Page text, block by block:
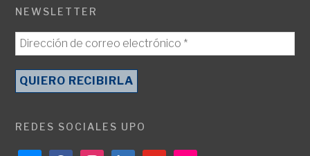
NEWSLETTER
REDES SOCIALES UPO